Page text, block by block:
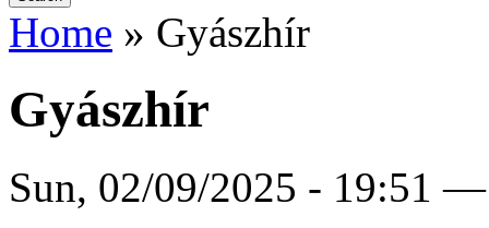
Home » Gyászhír
Gyászhír
Sun, 02/09/2025 - 19:51